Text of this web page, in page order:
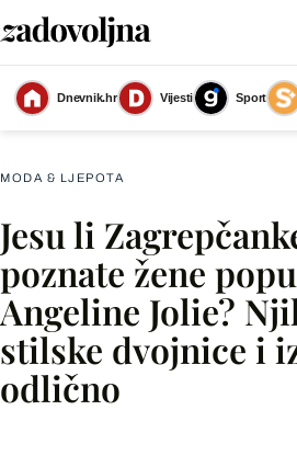
Dnevnik.hr Vijesti Sport
Stilska dvojnica Jennifer Lopez
(Foto:
MODA & LJEPOTA
Jesu li
poznate žene
Angeline Jolie?
stilske dvojnice i
odlično
Facebook